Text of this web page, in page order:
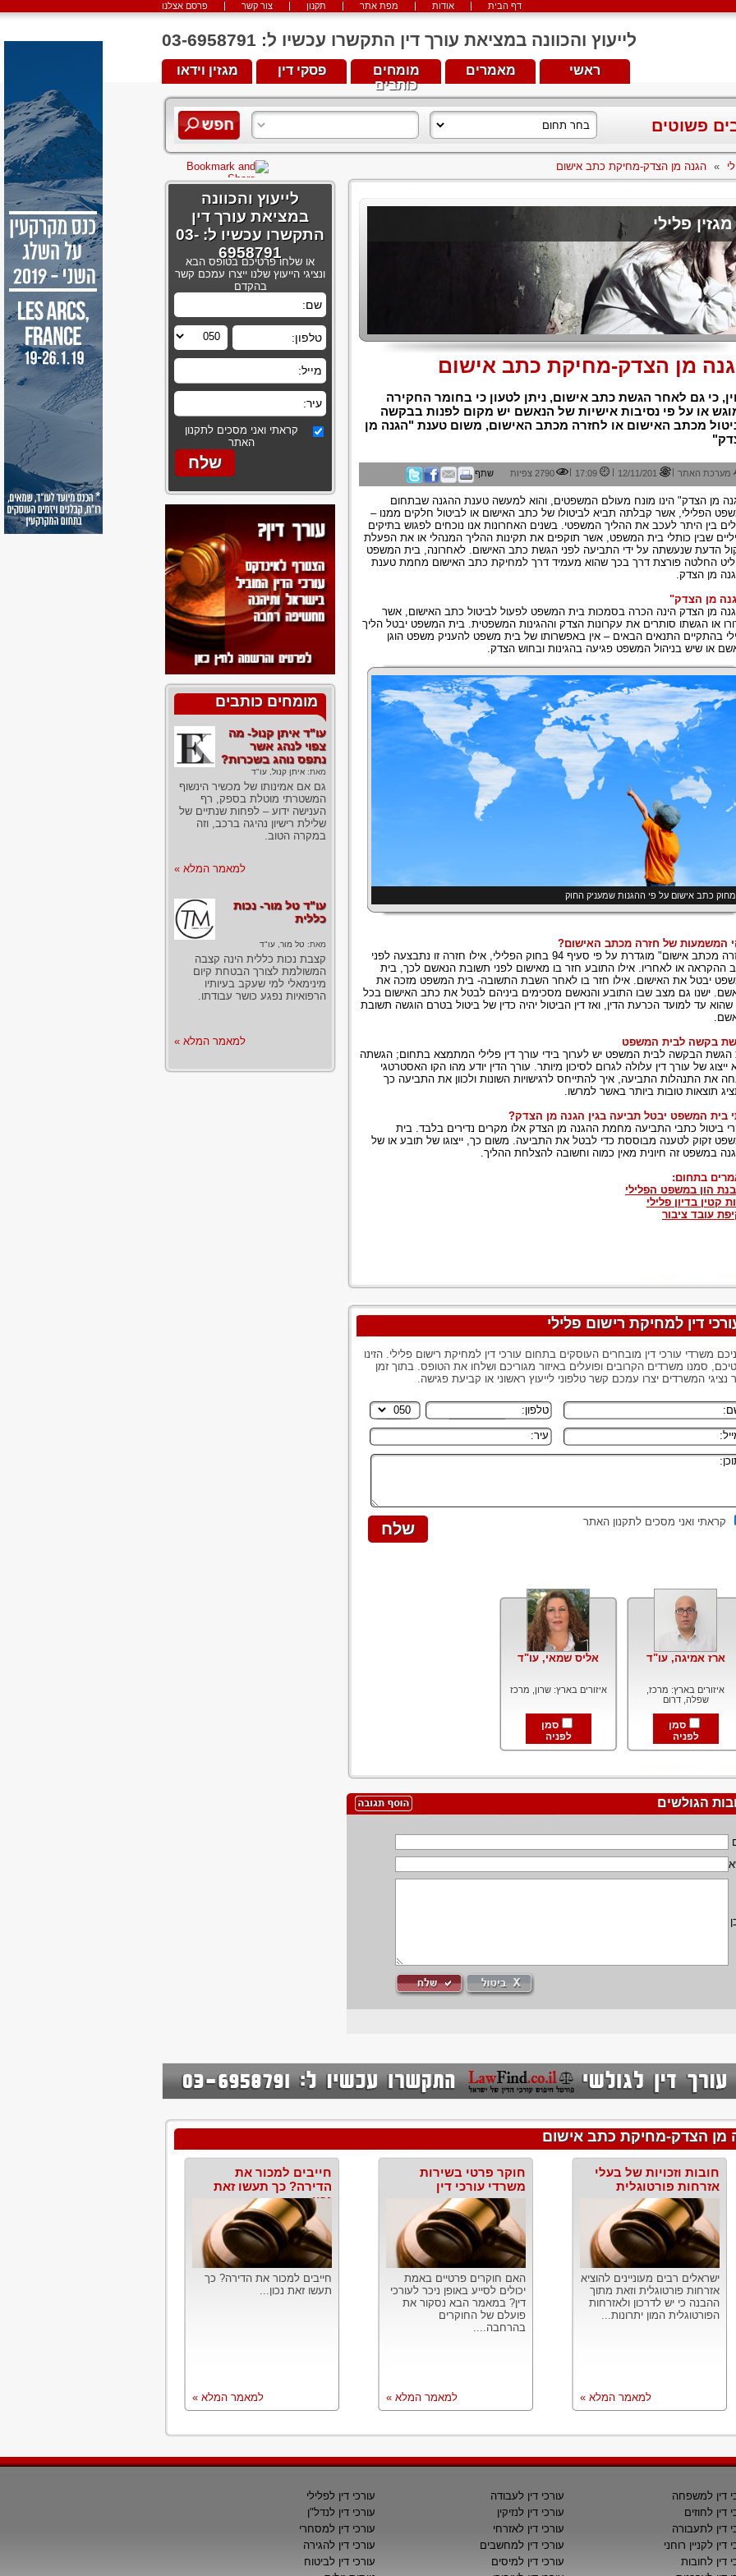
פרסם אצלנו צור קשר תקנון מפת אתר אודות דף הבית
לייעוץ והכוונה במציאת עורך דין התקשרו עכשיו ל: 03-6958791
מגזין וידאו פסקי דין
מומחים
כותבים
מאמרים ראשי
פשוטים
» הגנה מן הצדק-מחיקת כתב אישום
מגזין פלילי
מן הצדק-מחיקת כתב אישום
כי גם לאחר הגשת כתב אישום, ניתן לטעון כי בחומר החקירה
או על פי נסיבות אישיות של הנאשם יש מקום לפנות בבקשה
מכתב האישום או לחזרה מכתב האישום, משום טענת "הגנה מן
מערכת האתר |
12/11/201
|
17:09
| 2790 צפיות שתף
מן הצדק" הינו מונח מעולם המשפטים, והוא למעשה טענת ההגנה שבתחום
הפלילי, אשר קבלתה תביא לביטולו של כתב האישום או לביטול חלקים ממנו –
בין היתר לעכב את ההליך המשפטי. בשנים האחרונות אנו נוכחים לפגוש בתיקים
שבין כותלי בית המשפט, אשר תוקפים את תקינות ההליך המנהלי או את הפעלת
הדעת שנעשתה על ידי התביעה לפני הגשת כתב האישום. לאחרונה, בית המשפט
החלטה פורצת דרך בכך שהוא מעמיד דרך למחיקת כתב האישום מחמת טענת
מן הצדק.
מן הצדק"
מן הצדק הינה הכרה בסמכות בית המשפט לפעול לביטול כתב האישום, אשר
או הגשתו סותרים את עקרונות הצדק וההגינות המשפטית. בית המשפט יבטל הליך
בהתקיים התנאים הבאים – אין באפשרותו של בית משפט להעניק משפט הוגן
או שיש בניהול המשפט פגיעה בהגינות ובחוש הצדק.
כתב אישום על פי ההגנות שמעניק החוק
המשמעות של חזרה מכתב האישום?
"חזרה מכתב אישום" מוגדרת על פי סעיף 94 בחוק הפלילי, אילו חזרה זו נתבצעה לפני
ההקראה או לאחריו. אילו התובע חזר בו מאישום לפני תשובת הנאשם לכך, בית
יבטל את האישום. אילו חזר בו לאחר השבת התשובה- בית המשפט מזכה את
ישנו גם מצב שבו התובע והנאשם מסכימים ביניהם לבטל את כתב האישום בכל
שהוא עד למועד הכרעת הדין, ואז דין הביטול יהיה כדין של ביטול בטרם הוגשה תשובת
בקשה לבית המשפט
הבקשה לבית המשפט יש לערוך בידי עורך דין פלילי המתמצא בתחום; הגשתה
ייצוג של עורך דין עלולה לגרום לסיכון מיותר. עורך הדין יודע מהו הקו האסטרטגי
את התנהלות התביעה, איך להתייחס לרגישויות השונות ולכוון את התביעה כך
תוצאות טובות ביותר באשר למרשו.
בית המשפט יבטל תביעה בגין הגנה מן הצדק?
ביטול כתבי התביעה מחמת ההגנה מן הצדק אלו מקרים נדירים בלבד. בית
זקוק לטענה מבוססת כדי לבטל את התביעה. משום כך, ייצוגו של תובע או של
במשפט זה חיונית מאין כמוה וחשובה להצלחת ההליך.
בתחום:
הון במשפט הפלילי
קטין בדיון פלילי
עובד ציבור
דין למחיקת רישום פלילי
משרדי עורכי דין מובחרים העוסקים בתחום עורכי דין למחיקת רישום פלילי. הזינו
סמנו משרדים הקרובים ופועלים באיזור מגוריכם ושלחו את הטופס. בתוך זמן
נציגי המשרדים יצרו עמכם קשר טלפוני לייעוץ ראשוני או קביעת פגישה.
קראתי ואני מסכים לתקנון האתר
ארז אמיגה, עו"ד
איזורים בארץ: מרכז,
שפלה, דרום
סמן
לפניה
אליס שמאי, עו"ד
איזורים בארץ: שרון, מרכז
סמן
לפניה
הגולשים
לייעוץ והכוונה
במציאת עורך דין
התקשרו עכשיו ל: 03-
6958791
או שלחו פרטיכם בטופס הבא
ונציגי הייעוץ שלנו ייצרו עמכם קשר
בהקדם
קראתי ואני מסכים לתקנון
האתר
מומחים כותבים
עו"ד איתן קנול- מה
צפוי לנהג אשר
נתפס נוהג בשכרות?
מאת: איתן קנול, עו"ד
גם אם אמינותו של מכשיר הינשוף
המשטרתי מוטלת בספק, רף
הענישה ידוע – לפחות שנתיים של
שלילת רישיון נהיגה ברכב, וזה
במקרה הטוב.
למאמר המלא »
עו"ד טל מור- נכות
כללית
מאת: טל מור, עו"ד
קצבת נכות כללית הינה קצבה
המשולמת לצורך הבטחת קיום
מינימאלי למי שעקב בעיותיו
הרפואיות נפגע כושר עבודתו.
למאמר המלא »
מן הצדק-מחיקת כתב אישום
חובות וזכויות של בעלי
אזרחות פורטוגלית
ישראלים רבים מעוניינים להוציא
אזרחות פורטוגלית וזאת מתוך
ההבנה כי יש לדרכון ולאזרחות
הפורטוגלית המון יתרונות...
למאמר המלא »
חוקר פרטי בשירות
משרדי עורכי דין
האם חוקרים פרטיים באמת
יכולים לסייע באופן ניכר לעורכי
דין? במאמר הבא נסקור את
פועלם של החוקרים
בהרחבה....
למאמר המלא »
חייבים למכור את
הדירה? כך תעשו זאת
נכון
חייבים למכור את הדירה? כך
תעשו זאת נכון...
למאמר המלא »
דין למשפחה
דין לחוזים
דין לתעבורה
דין לקניין רוחני
דין לחובות
עורכי דין לעבודה
עורכי דין לנזיקין
עורכי דין לאזרחי
עורכי דין למחשבים
עורכי דין למיסים
עורכי דין לפלילי
עורכי דין לנדל"ן
עורכי דין למסחרי
עורכי דין להגירה
עורכי דין לביטוח